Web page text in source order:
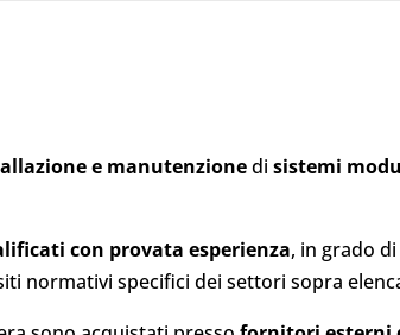
e manutenzionedisistemi
con provata esperienza, in grado
normativi specifici dei settori sopra